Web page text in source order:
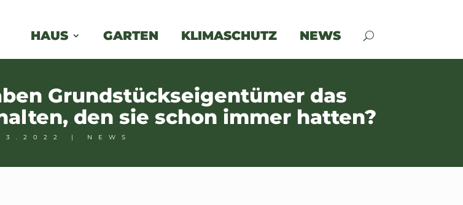
HAUS GARTEN KLIMASCHUTZ NEWS
Grundstückseigentümer das
den sie schon immer hatten?
| NEWS